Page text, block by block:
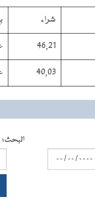
شراء
46,21
40,03
البحث: